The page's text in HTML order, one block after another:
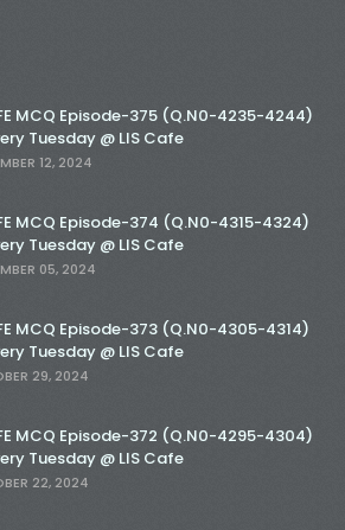
MCQ Episode-375 (Q.N0-4235-4244)
Tuesday @ LIS Cafe
12, 2024
MCQ Episode-374 (Q.N0-4315-4324)
Tuesday @ LIS Cafe
05, 2024
MCQ Episode-373 (Q.N0-4305-4314)
Tuesday @ LIS Cafe
29, 2024
MCQ Episode-372 (Q.N0-4295-4304)
Tuesday @ LIS Cafe
22, 2024